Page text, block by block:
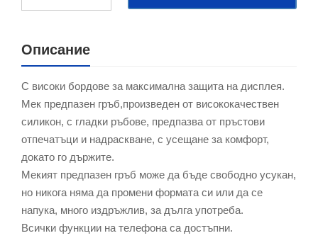
Описание
С високи бордове за максимална защита на дисплея.
Мек предпазен гръб,произведен от висококачествен
силикон, с гладки ръбове, предпазва от пръстови
отпечатъци и надраскване, с усещане за комфорт,
докато го държите.
Мекият предпазен гръб може да бъде свободно усукан,
но никога няма да промени формата си или да се
напука, много издръжлив, за дълга употреба.
Всички функции на телефона са достъпни.